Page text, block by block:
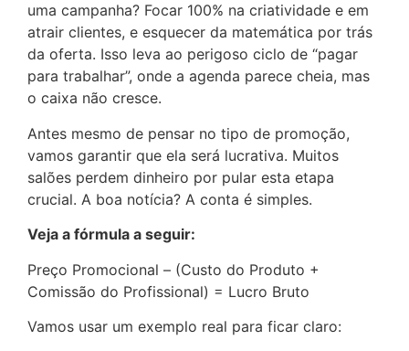
uma campanha? Focar 100% na criatividade e em
atrair clientes, e esquecer da matemática por trás
da oferta. Isso leva ao perigoso ciclo de “pagar
para trabalhar”, onde a agenda parece cheia, mas
o caixa não cresce.
Antes mesmo de pensar no tipo de promoção,
vamos garantir que ela será lucrativa. Muitos
salões perdem dinheiro por pular esta etapa
crucial. A boa notícia? A conta é simples.
Veja a fórmula a seguir:
Preço Promocional – (Custo do Produto +
Comissão do Profissional) = Lucro Bruto
Vamos usar um exemplo real para ficar claro: